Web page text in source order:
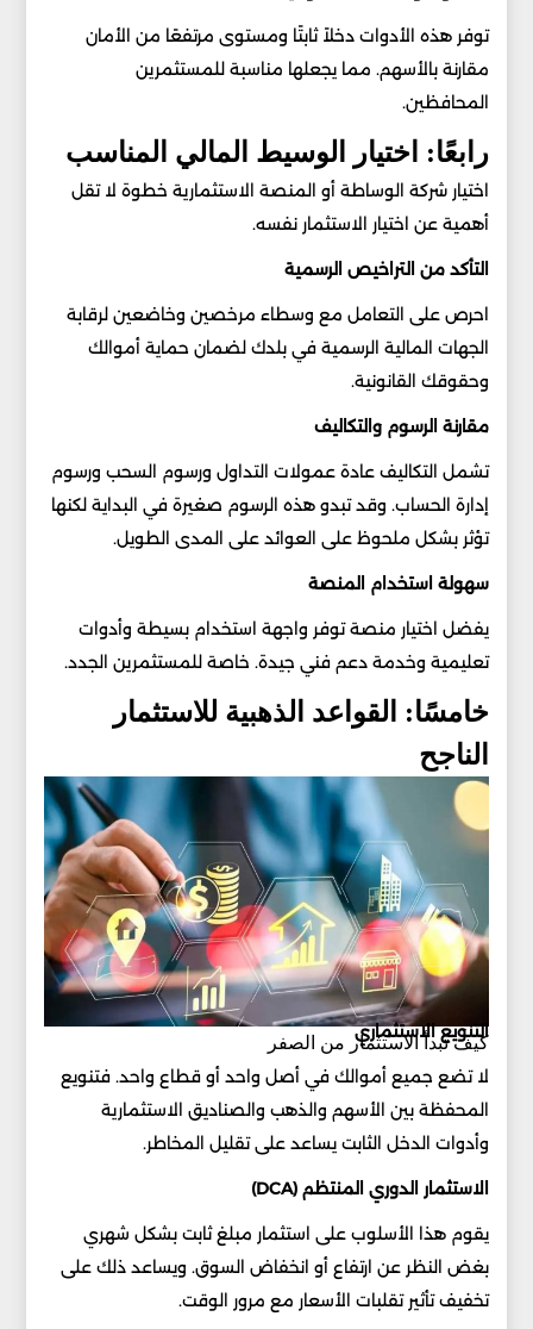
توفر هذه الأدوات دخلاً ثابتًا ومستوى مرتفعًا من الأمان
مقارنة بالأسهم. مما يجعلها مناسبة للمستثمرين
المحافظين.
رابعًا: اختيار الوسيط المالي المناسب
اختيار شركة الوساطة أو المنصة الاستثمارية خطوة لا تقل
أهمية عن اختيار الاستثمار نفسه.
التأكد من التراخيص الرسمية
احرص على التعامل مع وسطاء مرخصين وخاضعين لرقابة
الجهات المالية الرسمية في بلدك لضمان حماية أموالك
وحقوقك القانونية.
مقارنة الرسوم والتكاليف
تشمل التكاليف عادة عمولات التداول ورسوم السحب ورسوم
إدارة الحساب. وقد تبدو هذه الرسوم صغيرة في البداية لكنها
تؤثر بشكل ملحوظ على العوائد على المدى الطويل.
سهولة استخدام المنصة
يفضل اختيار منصة توفر واجهة استخدام بسيطة وأدوات
تعليمية وخدمة دعم فني جيدة. خاصة للمستثمرين الجدد.
خامسًا: القواعد الذهبية للاستثمار
الناجح
كيف تبدأ الاستثمار من الصفر
التنويع الاستثماري
لا تضع جميع أموالك في أصل واحد أو قطاع واحد. فتنويع
المحفظة بين الأسهم والذهب والصناديق الاستثمارية
وأدوات الدخل الثابت يساعد على تقليل المخاطر.
الاستثمار الدوري المنتظم (DCA)
يقوم هذا الأسلوب على استثمار مبلغ ثابت بشكل شهري
بغض النظر عن ارتفاع أو انخفاض السوق. ويساعد ذلك على
تخفيف تأثير تقلبات الأسعار مع مرور الوقت.